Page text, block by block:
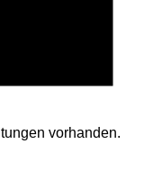
vorhanden.